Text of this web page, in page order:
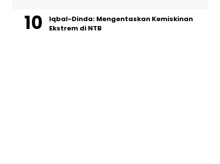
Iqbal-Dinda: Mengentaskan Kemiskinan
Ekstrem di NTB